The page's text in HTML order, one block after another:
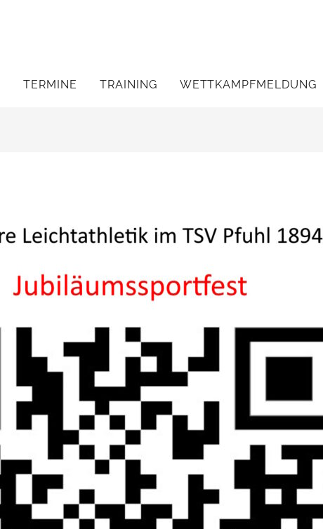
TERMINE TRAINING WETTKAMPFMELDUNG